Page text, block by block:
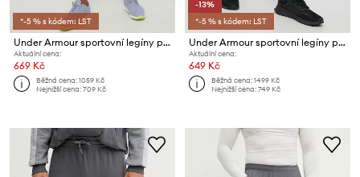
*-5 % s kódem: LST
Under Armour sportovní legíny pánské HG Armour
Aktuální cena:
669 Kč
Běžná cena:1059 Kč
Nejnižší cena:709 Kč
-13%
*-5 % s kódem: LST
Under Armour sportovní legíny pánské CG Armour
Aktuální cena:
649 Kč
Běžná cena:1499 Kč
Nejnižší cena:749 Kč